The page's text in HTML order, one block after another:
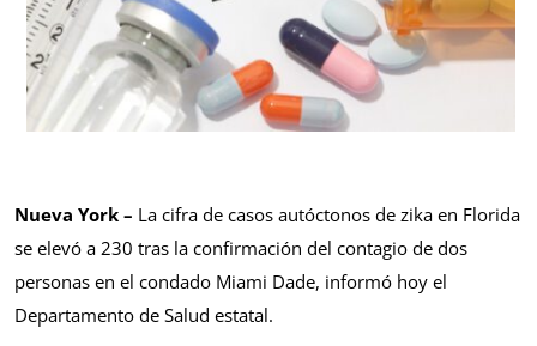
Nueva York – La cifra de casos autóctonos de zika en Florida
se elevó a 230 tras la confirmación del contagio de dos
personas en el condado Miami Dade, informó hoy el
Departamento de Salud estatal.